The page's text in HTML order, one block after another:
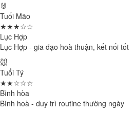
🐰
Tuổi Mão
★★★☆☆
Lục Hợp
Lục Hợp - gia đạo hoà thuận, kết nối tốt
🐭
Tuổi Tý
★★☆☆☆
Bình hòa
Bình hoà - duy trì routine thường ngày